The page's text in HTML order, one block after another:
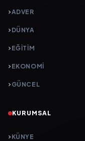
ADVER
DÜNYA
EĞİTİM
EKONOMİ
GÜNCEL
KURUMSAL
KÜNYE